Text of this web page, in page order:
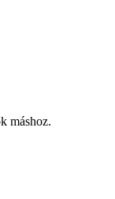
máshoz.